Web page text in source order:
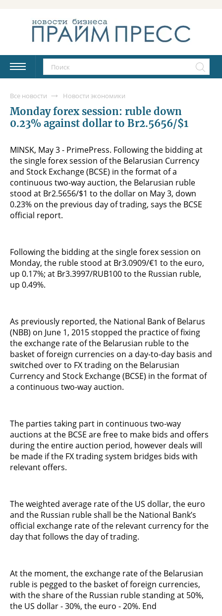
Все новости Новости экономики
Monday forex session: ruble down
0.23% against dollar to Br2.5656/$1
MINSK, May 3 - PrimePress. Following the bidding at
the single forex session of the Belarusian Currency
and Stock Exchange (BCSE) in the format of a
continuous two-way auction, the Belarusian ruble
stood at Br2.5656/$1 to the dollar on May 3, down
0.23% on the previous day of trading, says the BCSE
official report.
Following the bidding at the single forex session on
Monday, the ruble stood at Br3.0909/€1 to the euro,
up 0.17%; at Br3.3997/RUB100 to the Russian ruble,
up 0.49%.
As previously reported, the National Bank of Belarus
(NBB) on June 1, 2015 stopped the practice of fixing
the exchange rate of the Belarusian ruble to the
basket of foreign currencies on a day-to-day basis and
switched over to FX trading on the Belarusian
Currency and Stock Exchange (BCSE) in the format of
a continuous two-way auction.
The parties taking part in continuous two-way
auctions at the BCSE are free to make bids and offers
during the entire auction period, however deals will
be made if the FX trading system bridges bids with
relevant offers.
The weighted average rate of the US dollar, the euro
and the Russian ruble shall be the National Bank’s
official exchange rate of the relevant currency for the
day that follows the day of trading.
At the moment, the exchange rate of the Belarusian
ruble is pegged to the basket of foreign currencies,
with the share of the Russian ruble standing at 50%,
the US dollar - 30%, the euro - 20%. End